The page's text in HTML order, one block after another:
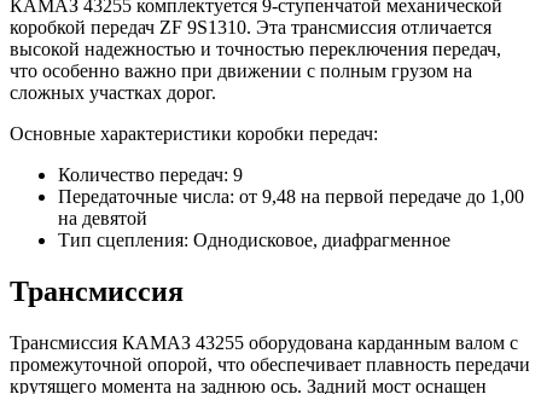
КАМАЗ 43255 комплектуется 9-ступенчатой механической
коробкой передач ZF 9S1310. Эта трансмиссия отличается
высокой надежностью и точностью переключения передач,
что особенно важно при движении с полным грузом на
сложных участках дорог.
Основные характеристики коробки передач:
Количество передач: 9
Передаточные числа: от 9,48 на первой передаче до 1,00
на девятой
Тип сцепления: Однодисковое, диафрагменное
Трансмиссия
Трансмиссия КАМАЗ 43255 оборудована карданным валом с
промежуточной опорой, что обеспечивает плавность передачи
крутящего момента на заднюю ось. Задний мост оснащен